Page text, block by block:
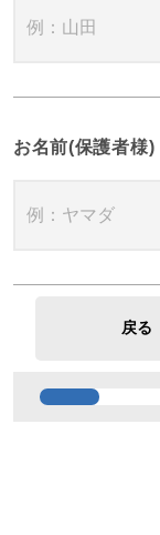
お名前(保護者様)